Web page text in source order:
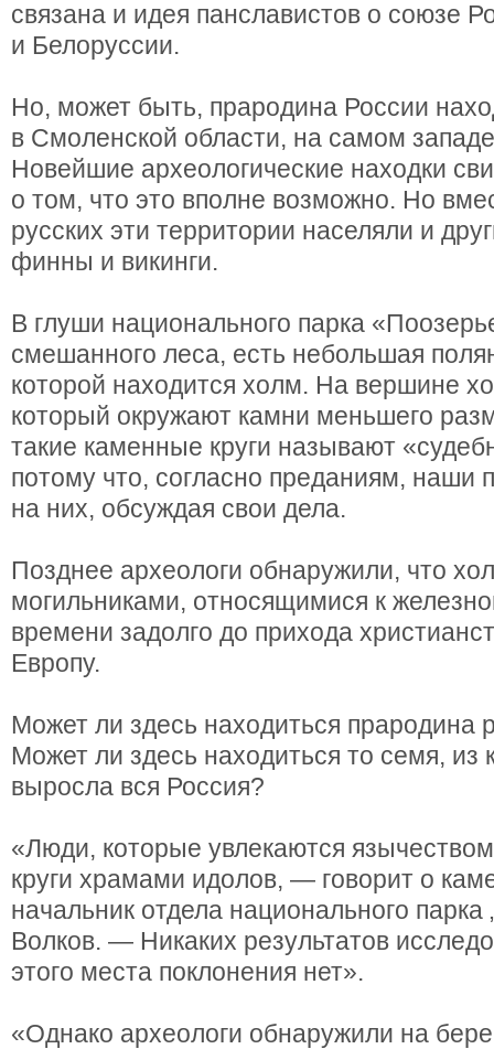
связана и идея панславистов о союзе
и Белоруссии.
Но, может быть, прародина России
в Смоленской области, на самом
Новейшие археологические находки
о том, что это вполне возможно. Но
русских эти территории населяли и
финны и викинги.
В глуши национального парка
смешанного леса, есть небольшая
которой находится холм. На вершине
который окружают камни меньшего
такие каменные круги называют
потому что, согласно преданиям, наши
на них, обсуждая свои дела.
Позднее археологи обнаружили, что
могильниками, относящимися к
времени задолго до прихода
Европу.
Может ли здесь находиться прародина
Может ли здесь находиться то семя, из
выросла вся Россия?
«Люди, которые увлекаются
круги храмами идолов, — говорит о
начальник отдела национального
Волков. — Никаких результатов
этого места поклонения нет».
«Однако археологи обнаружили на